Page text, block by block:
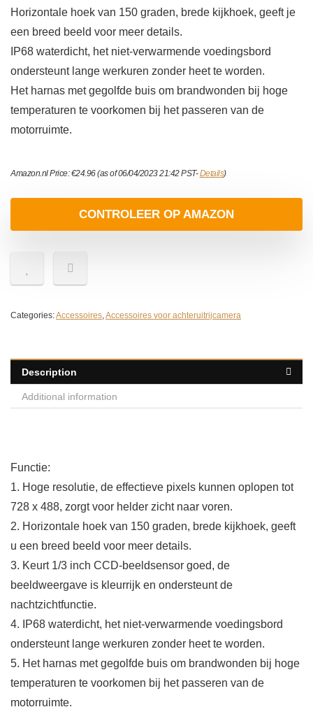
Horizontale hoek van 150 graden, brede kijkhoek, geeft je
een breed beeld voor meer details.
IP68 waterdicht, het niet-verwarmende voedingsbord
ondersteunt lange werkuren zonder heet te worden.
Het harnas met gegolfde buis om brandwonden bij hoge
temperaturen te voorkomen bij het passeren van de
motorruimte.
Amazon.nl Price:€24.96(as of 06/04/2023 21:42 PST-Details)
CONTROLEER OP AMAZON
Categories:Accessoires,Accessoires voor achteruitrijcamera
Description
Additional information
Functie:
1. Hoge resolutie, de effectieve pixels kunnen oplopen tot
728 x 488, zorgt voor helder zicht naar voren.
2. Horizontale hoek van 150 graden, brede kijkhoek, geeft
u een breed beeld voor meer details.
3. Keurt 1/3 inch CCD-beeldsensor goed, de
beeldweergave is kleurrijk en ondersteunt de
nachtzichtfunctie.
4. IP68 waterdicht, het niet-verwarmende voedingsbord
ondersteunt lange werkuren zonder heet te worden.
5. Het harnas met gegolfde buis om brandwonden bij hoge
temperaturen te voorkomen bij het passeren van de
motorruimte.